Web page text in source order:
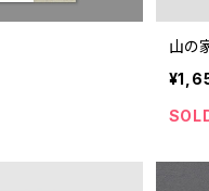
山の